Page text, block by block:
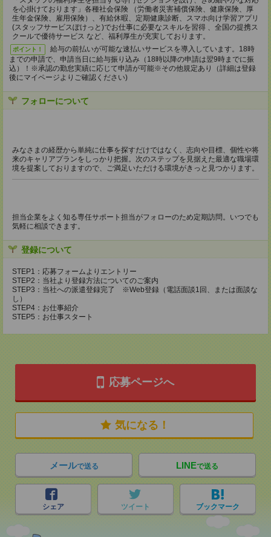
を心掛けております」各種社会保険 （労働者災害補償保険、健康保険、厚
生年金保険、雇用保険）、有給休暇、定期健康診断、スマホ向け学習アプリ
(スタッフサービスぽけっと)でお仕事に必要なスキルを習得 、全国の提携ス
クールで優待サービス など、福利厚生が充実しております。
ポイント！
給与の前払いが可能な速払いサービスを導入しています。18時
までの申請で、申請当日に給与振り込み（18時以降の申請は翌9時までに振
込）！※承認の勤怠実績に応じて申請が可能※その他規定あり（詳細は登録
後にマイページよりご確認ください)
フォローについて
みなさまの経歴から単純に仕事を探すだけではなく、志向や目標、個性や将
来のキャリアプランをしっかり把握。次のステップを見据えた最適な職場環
境を提案しておりますので、ご満足いただける環境がきっと見つかります。
担当企業をよく知る専任サポート担当がフォローのため定期訪問。いつでも
気軽に相談できます。
登録について
STEP1：応募フォームよりエントリー
STEP2：当社より登録方法についてのご案内
STEP3：当社への派遣登録完了 ※Web登録（電話面談1回、または面談な
し）
STEP4：お仕事紹介
STEP5：お仕事スタート
応募ページへ
気になる！
メールで送る LINEで送る
シェア ツイート ブックマーク